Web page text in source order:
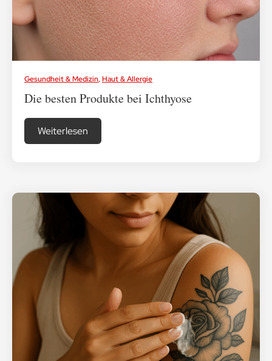
Medikamenten-Tipps
Ratgeber & Lebenshilfe
Gesundheit & Medizin,Haut & Allergie
Die besten Produkte bei Ichthyose
Weiterlesen